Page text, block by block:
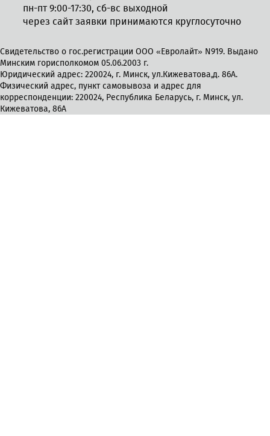
пн-пт 9:00-17:30, сб-вс выходной
через сайт заявки принимаются круглосуточно
Свидетельство о гос.регистрации ООО «Евролайт» N919. Выдано
Минским горисполкомом 05.06.2003 г.
Юридический адрес: 220024, г. Минск, ул.Кижеватова,д. 86А.
Физический адрес, пункт самовывоза и адрес для
корреспонденции: 220024, Республика Беларусь, г. Минск, ул.
Кижеватова, 86А